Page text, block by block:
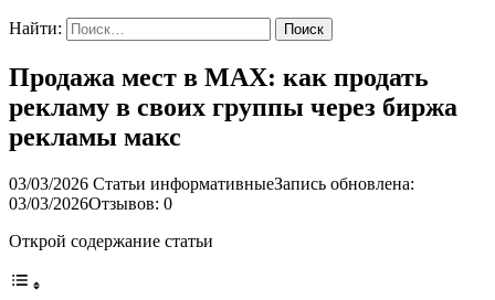
Найти:
Продажа мест в MAX: как продать
рекламу в своих группы через биржа
рекламы макс
03/03/2026 Статьи информативныеЗапись обновлена:
03/03/2026Отзывов: 0
Открой содержание статьи